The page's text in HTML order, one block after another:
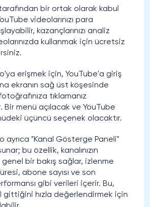
bir ortak olarak kabul
videolarınızı para
kazançlarınızı analiz
kullanmak için ücretsiz
erişmek için, YouTube'a giriş
ekranın sağ üst köşesinde
tıklamanız
menü açılacak ve YouTube
üçüncü seçenek olacaktır.
ayrıca "Kanal Gösterge Paneli"
bu özellik, kanalınızın
bir bakış sağlar, izlenme
abone sayısı ve son
gibi verileri içerir. Bu,
gittiğini hızla değerlendirmek için